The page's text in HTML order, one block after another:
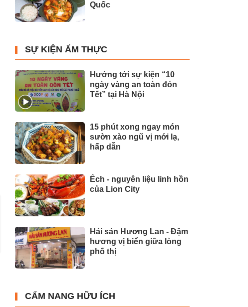
Quốc
SỰ KIỆN ẨM THỰC
Hướng tới sự kiện “10
ngày vàng an toàn đón
Tết” tại Hà Nội
15 phút xong ngay món
sườn xào ngũ vị mới lạ,
hấp dẫn
Ếch - nguyên liệu linh hồn
của Lion City
Hải sản Hương Lan - Đậm
hương vị biển giữa lòng
phố thị
CẨM NANG HỮU ÍCH